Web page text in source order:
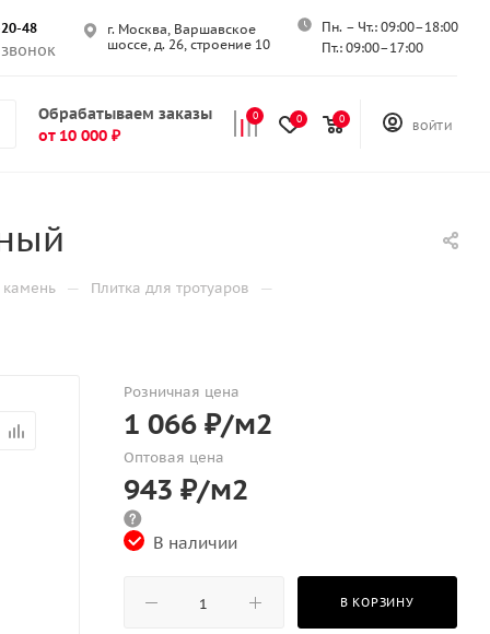
48
звонок
г. Москва, Варшавское
шоссе, д. 26, строение 10
Пн. – Чт.: 09:00–18:00
Пт.: 09:00–17:00
Обрабатываем заказы
от 10 000 ₽
0 0 0
ВОЙТИ
— Плитка для тротуаров —
Розничная цена
1 066 ₽/м2
Оптовая цена
943 ₽/м2
В наличии
В КОРЗИНУ